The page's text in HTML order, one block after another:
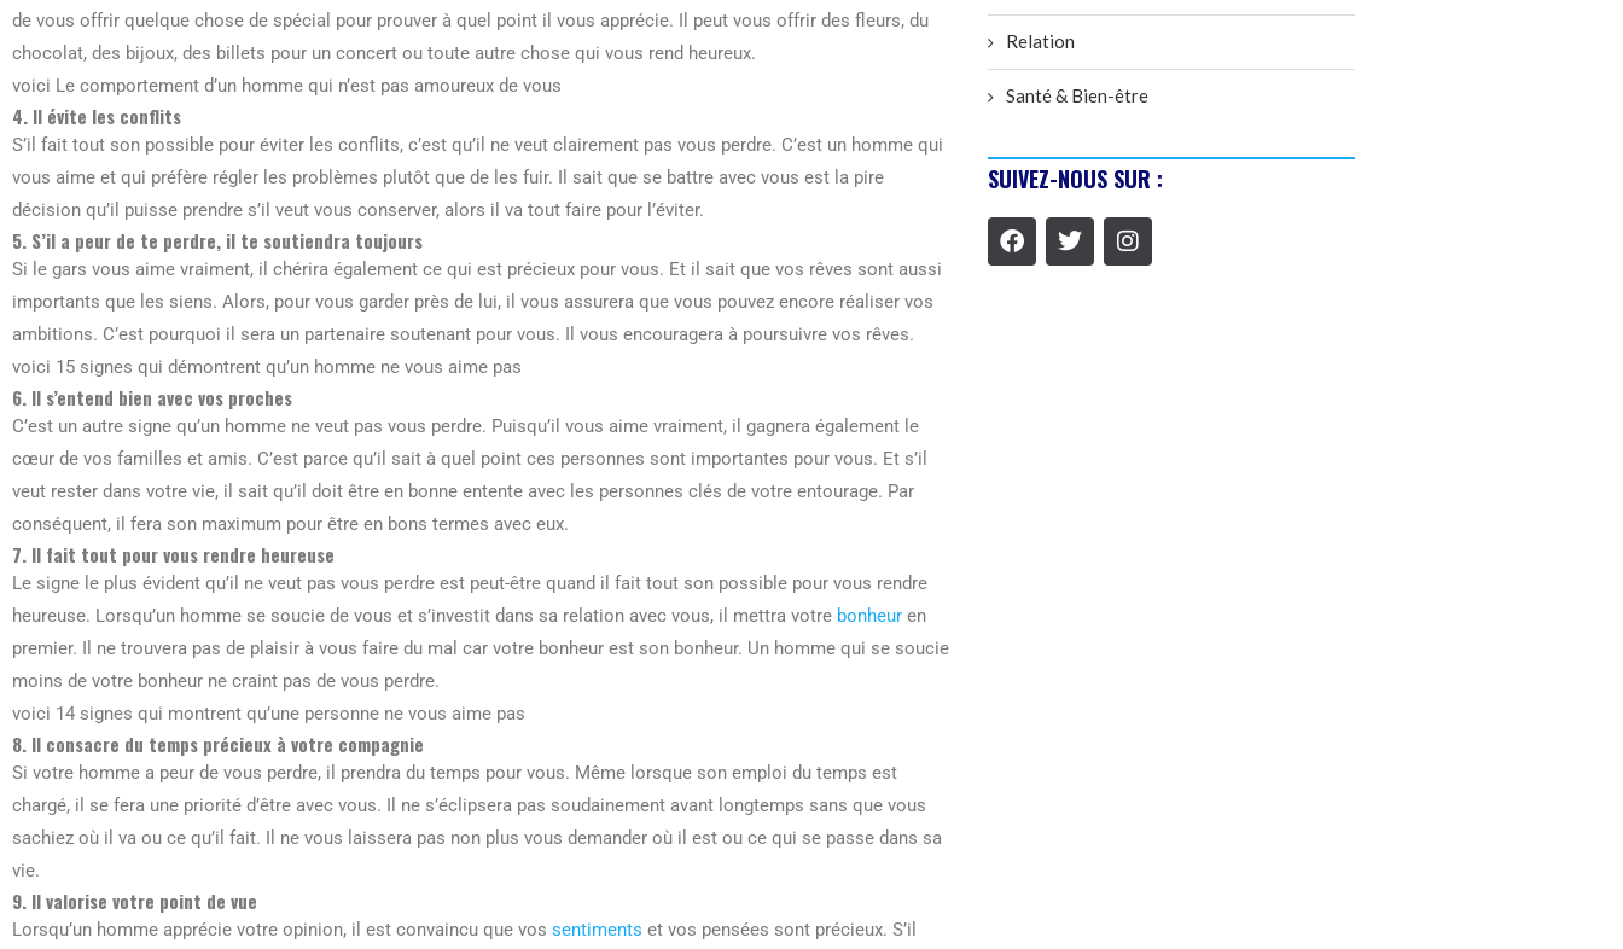
de vous offrir quelque chose de spécial pour prouver à quel point il vous apprécie. Il peut vous offrir des fleurs, du
chocolat, des bijoux, des billets pour un concert ou toute autre chose qui vous rend heureux.
voici Le comportement d’un homme qui n’est pas amoureux de vous
4. Il évite les conflits
S’il fait tout son possible pour éviter les conflits, c’est qu’il ne veut clairement pas vous perdre. C’est un homme qui
vous aime et qui préfère régler les problèmes plutôt que de les fuir. Il sait que se battre avec vous est la pire
décision qu’il puisse prendre s’il veut vous conserver, alors il va tout faire pour l’éviter.
5. S’il a peur de te perdre, il te soutiendra toujours
Si le gars vous aime vraiment, il chérira également ce qui est précieux pour vous. Et il sait que vos rêves sont aussi
importants que les siens. Alors, pour vous garder près de lui, il vous assurera que vous pouvez encore réaliser vos
ambitions. C’est pourquoi il sera un partenaire soutenant pour vous. Il vous encouragera à poursuivre vos rêves.
voici 15 signes qui démontrent qu’un homme ne vous aime pas
6. Il s’entend bien avec vos proches
C’est un autre signe qu’un homme ne veut pas vous perdre. Puisqu’il vous aime vraiment, il gagnera également le
cœur de vos familles et amis. C’est parce qu’il sait à quel point ces personnes sont importantes pour vous. Et s’il
veut rester dans votre vie, il sait qu’il doit être en bonne entente avec les personnes clés de votre entourage. Par
conséquent, il fera son maximum pour être en bons termes avec eux.
7. Il fait tout pour vous rendre heureuse
Le signe le plus évident qu’il ne veut pas vous perdre est peut-être quand il fait tout son possible pour vous rendre
heureuse. Lorsqu’un homme se soucie de vous et s’investit dans sa relation avec vous, il mettra votre bonheur en
premier. Il ne trouvera pas de plaisir à vous faire du mal car votre bonheur est son bonheur. Un homme qui se soucie
moins de votre bonheur ne craint pas de vous perdre.
voici 14 signes qui montrent qu’une personne ne vous aime pas
8. Il consacre du temps précieux à votre compagnie
Si votre homme a peur de vous perdre, il prendra du temps pour vous. Même lorsque son emploi du temps est
chargé, il se fera une priorité d’être avec vous. Il ne s’éclipsera pas soudainement avant longtemps sans que vous
sachiez où il va ou ce qu’il fait. Il ne vous laissera pas non plus vous demander où il est ou ce qui se passe dans sa
vie.
9. Il valorise votre point de vue
Lorsqu’un homme apprécie votre opinion, il est convaincu que vos sentiments et vos pensées sont précieux. S’il
Relation
Santé & Bien-être
SUIVEZ-NOUS SUR :